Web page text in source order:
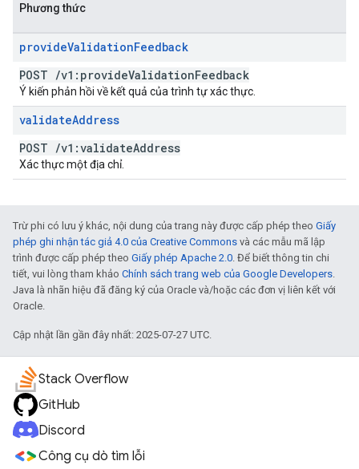
Phương thức
provideValidationFeedback
POST /v1:provideValidationFeedback
Ý kiến phản hồi về kết quả của trình tự xác thực.
validateAddress
POST /v1:validateAddress
Xác thực một địa chỉ.
Trừ phi có lưu ý khác, nội dung của trang này được cấp phép theo Giấy
phép ghi nhận tác giả 4.0 của Creative Commons và các mẫu mã lập
trình được cấp phép theo Giấy phép Apache 2.0. Để biết thông tin chi
tiết, vui lòng tham khảo Chính sách trang web của Google Developers.
Java là nhãn hiệu đã đăng ký của Oracle và/hoặc các đơn vị liên kết với
Oracle.
Cập nhật lần gần đây nhất: 2025-07-27 UTC.
Stack Overflow
GitHub
Discord
Công cụ dò tìm lỗi